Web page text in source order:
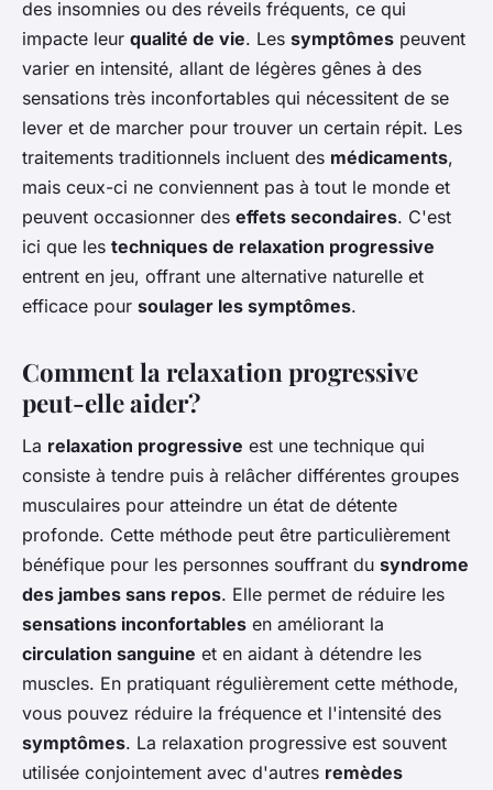
des insomnies ou des réveils fréquents, ce qui
impacte leur qualité de vie. Les symptômes peuvent
varier en intensité, allant de légères gênes à des
sensations très inconfortables qui nécessitent de se
lever et de marcher pour trouver un certain répit. Les
traitements traditionnels incluent des médicaments,
mais ceux-ci ne conviennent pas à tout le monde et
peuvent occasionner des effets secondaires. C'est
ici que les techniques de relaxation progressive
entrent en jeu, offrant une alternative naturelle et
efficace pour soulager les symptômes.
Comment la relaxation progressive
peut-elle aider?
La relaxation progressive est une technique qui
consiste à tendre puis à relâcher différentes groupes
musculaires pour atteindre un état de détente
profonde. Cette méthode peut être particulièrement
bénéfique pour les personnes souffrant du syndrome
des jambes sans repos. Elle permet de réduire les
sensations inconfortables en améliorant la
circulation sanguine et en aidant à détendre les
muscles. En pratiquant régulièrement cette méthode,
vous pouvez réduire la fréquence et l'intensité des
symptômes. La relaxation progressive est souvent
utilisée conjointement avec d'autres remèdes